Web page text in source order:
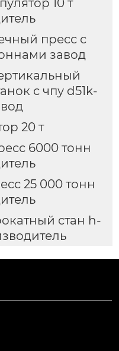
10 т
пресс с
завод
с чпу d51k-
20 т
6000 тонн
25 000 тонн
стан h-